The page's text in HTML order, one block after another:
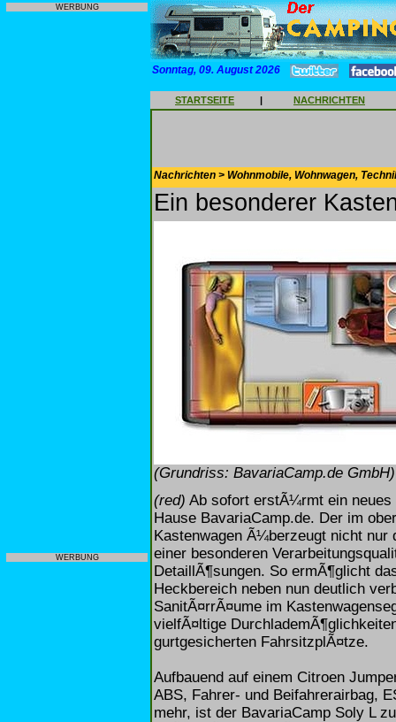
WERBUNG
WERBUNG
Sonntag, 09. August 2026
STARTSEITE | NACHRICHTEN
Nachrichten > Wohnmobile, Wohnwagen,
Ein besonderer
(Grundriss: BavariaCamp.de GmbH)
(red) Ab sofort erstÃ¼rmt ein neues
Hause BavariaCamp.de. Der im
Kastenwagen Ã¼berzeugt nicht nur
einer besonderen
DetaillÃ¶sungen. So ermÃ¶glicht
Heckbereich neben nun deutlich
SanitÃ¤rrÃ¤ume im
vielfÃ¤ltige
gurtgesicherten FahrsitzplÃ¤tze.
Aufbauend auf einem Citroen
ABS, Fahrer- und Beifahrerairbag,
mehr, ist der BavariaCamp Soly L